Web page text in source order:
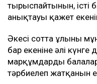
тырыспайтынын,
анықтауы қажет
Әкесі сотта ұлының
бар екеніне әлі
марқұмдардың
тәрбиелеп жатқанын